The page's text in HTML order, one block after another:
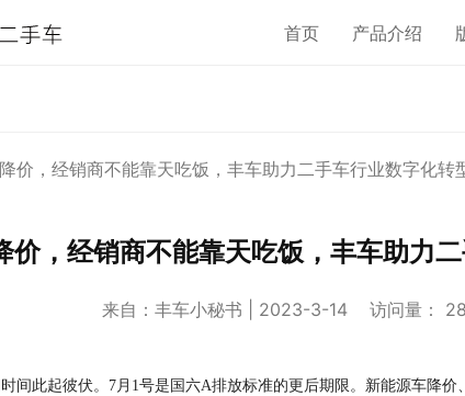
首页 产品介绍
价，经销商不能靠天吃饭，丰车助力二手车行业数字化转
价，经销商不能靠天吃饭，丰车助力
来自：丰车小秘书 | 2023-3-14 访问量：
间此起彼伏。7月1号是国六A排放标准的更后期限。新能源车降价